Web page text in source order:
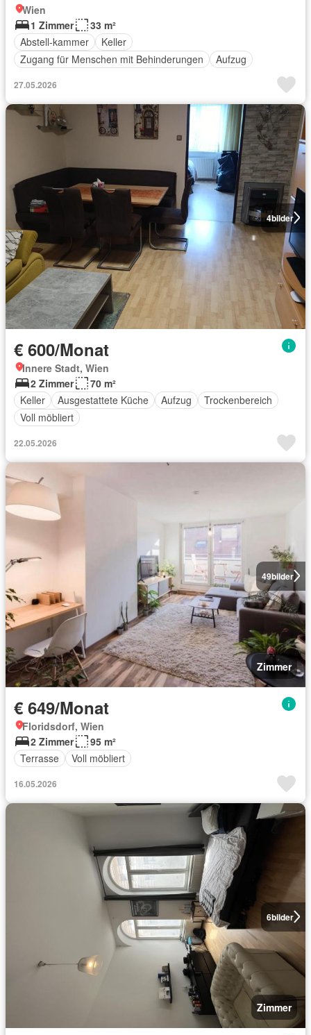
Wien
1 Zimmer
33 m²
Abstell-kammer
Keller
Zugang für Menschen mit Behinderungen
Aufzug
27.05.2026
4bilder
€ 600/Monat
Innere Stadt, Wien
2 Zimmer
70 m²
Keller
Ausgestattete Küche Aufzug
Trockenbereich
Voll möbliert
22.05.2026
49bilder
Zimmer
€ 649/Monat
Floridsdorf, Wien
2 Zimmer
95 m²
Terrasse
Voll möbliert
16.05.2026
6bilder
Zimmer